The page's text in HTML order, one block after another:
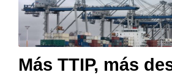
Más TTIP, más